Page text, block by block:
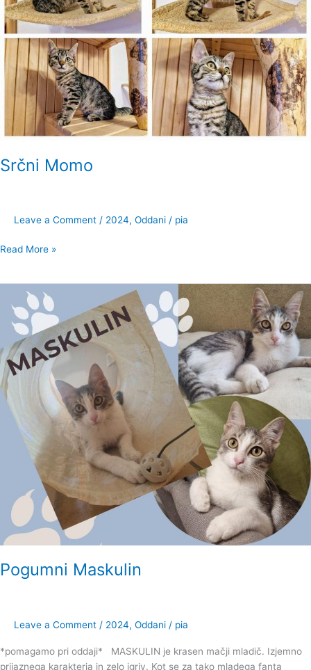
Srčni Momo
Leave a Comment / 2024, Oddani / pia
Read More »
Pogumni Maskulin
Leave a Comment / 2024, Oddani / pia
*pomagamo pri oddaji* MASKULIN je krasen mačji mladič. Izjemno
prijaznega karakterja in zelo igriv. Kot se za tako mladega fanta
Pogumni
Maskulin